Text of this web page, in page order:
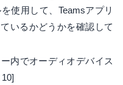
使用して、Teamsアプリ
いるかどうかを確認して
内でオーディオデバイス